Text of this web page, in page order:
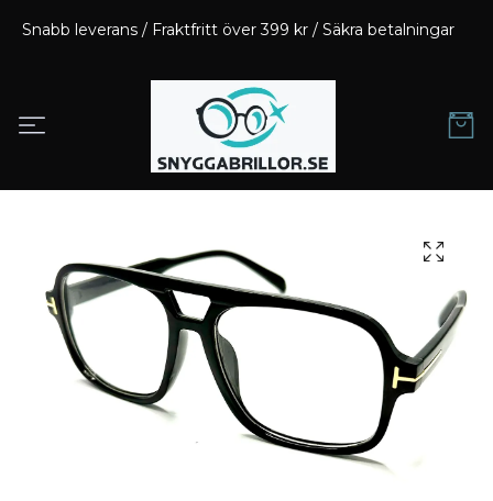
Snabb leverans / Fraktfritt över 399 kr / Säkra betalningar